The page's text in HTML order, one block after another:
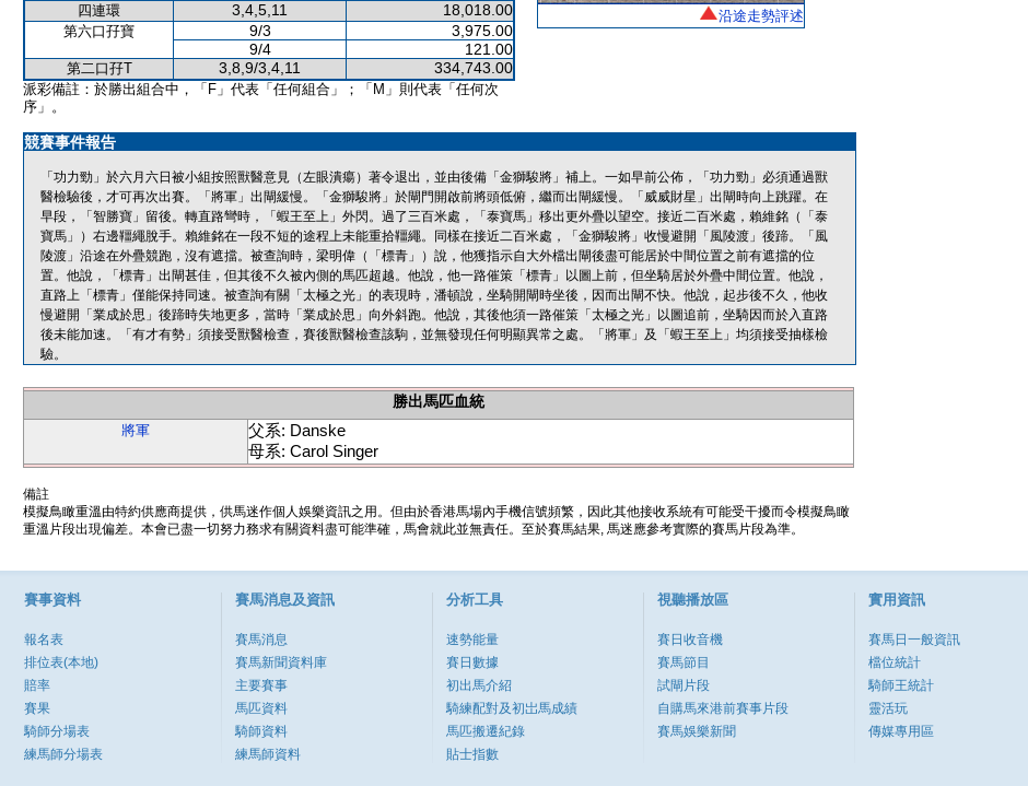
四連環 3,4,5,11 18,018.00
第六口孖寶 9/3
3,975.00
9/4
121.00
第二口孖T 3,8,9/3,4,11 334,743.00
派彩備註：於勝出組合中，「F」代表「任何組合」；「M」則代表「任何次
序」。
沿途走勢評述
競賽事件報告
「功力勁」於六月六日被小組按照獸醫意見（左眼潰瘍）著令退出，並由後備「金獅駿將」補上。一如早前公佈，「功力勁」必須通過獸
醫檢驗後，才可再次出賽。「將軍」出閘緩慢。「金獅駿將」於閘門開啟前將頭低俯，繼而出閘緩慢。「威威財星」出閘時向上跳躍。在
早段，「智勝寶」留後。轉直路彎時，「蝦王至上」外閃。過了三百米處，「泰寶馬」移出更外疊以望空。接近二百米處，賴維銘（「泰
寶馬」）右邊韁繩脫手。賴維銘在一段不短的途程上未能重拾韁繩。同樣在接近二百米處，「金獅駿將」收慢避開「風陵渡」後蹄。「風
陵渡」沿途在外疊競跑，沒有遮擋。被查詢時，梁明偉（「標青」）說，他獲指示自大外檔出閘後盡可能居於中間位置之前有遮擋的位
置。他說，「標青」出閘甚佳，但其後不久被內側的馬匹超越。他說，他一路催策「標青」以圖上前，但坐騎居於外疊中間位置。他說，
直路上「標青」僅能保持同速。被查詢有關「太極之光」的表現時，潘頓說，坐騎開閘時坐後，因而出閘不快。他說，起步後不久，他收
慢避開「業成於思」後蹄時失地更多，當時「業成於思」向外斜跑。他說，其後他須一路催策「太極之光」以圖追前，坐騎因而於入直路
後未能加速。「有才有勢」須接受獸醫檢查，賽後獸醫檢查該駒，並無發現任何明顯異常之處。「將軍」及「蝦王至上」均須接受抽樣檢
驗。
勝出馬匹血統
將軍
父系: Danske
母系: Carol Singer
備註
模擬鳥瞰重溫由特約供應商提供，供馬迷作個人娛樂資訊之用。但由於香港馬場內手機信號頻繁，因此其他接收系統有可能受干擾而令模擬鳥瞰
重溫片段出現偏差。本會已盡一切努力務求有關資料盡可能準確，馬會就此並無責任。至於賽馬結果, 馬迷應參考實際的賽馬片段為準。
賽事資料
報名表
排位表(本地)
賠率
賽果
騎師分場表
練馬師分場表
賽馬消息及資訊
賽馬消息
賽馬新聞資料庫
主要賽事
馬匹資料
騎師資料
練馬師資料
分析工具
速勢能量
賽日數據
初出馬介紹
騎練配對及初岀馬成績
馬匹搬遷紀錄
貼士指數
視聽播放區
賽日收音機
賽馬節目
試閘片段
自購馬來港前賽事片段
賽馬娛樂新聞
實用資訊
賽馬日一般資訊
檔位統計
騎師王統計
靈活玩
傳媒專用區